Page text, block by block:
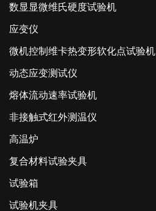
数显显微维氏硬度试验机
应变仪
微机控制维卡热变形软化点试验机
动态应变测试仪
熔体流动速率试验机
非接触式红外测温仪
高温炉
复合材料试验夹具
试验箱
试验机夹具